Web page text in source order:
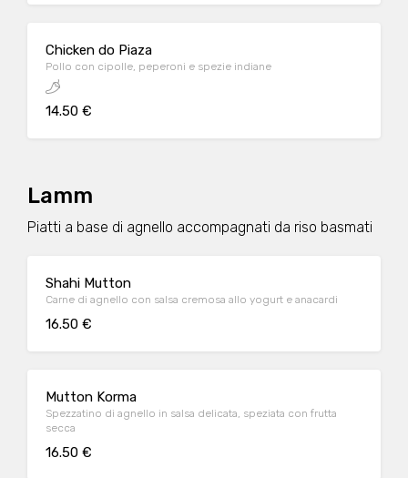
Chicken do Piaza
Pollo con cipolle, peperoni e spezie indiane
14.50 €
Lamm
Piatti a base di agnello accompagnati da riso basmati
Shahi Mutton
Carne di agnello con salsa cremosa allo yogurt e anacardi
16.50 €
Mutton Korma
Spezzatino di agnello in salsa delicata, speziata con frutta
secca
16.50 €